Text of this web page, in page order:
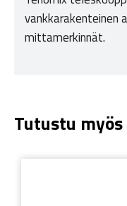
vankkarakenteinen
mittamerkinnät.
Tutustu myös